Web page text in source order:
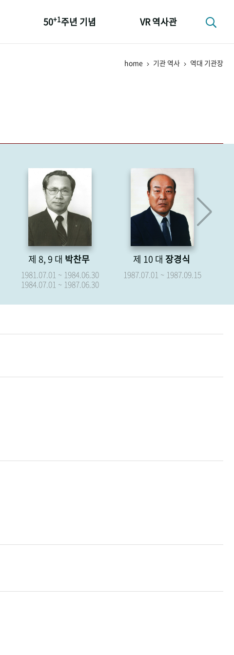
50+1주년 기념 VR 역사관
home 기관 역사 역대 기관장
제 8, 9 대 박찬무
1981.07.01 ~ 1984.06.30
1984.07.01 ~ 1987.06.30
제 10 대 장경식
1987.07.01 ~ 1987.09.15